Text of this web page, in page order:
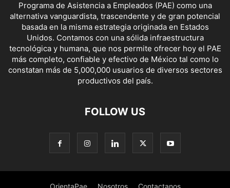
Programa de Asistencia a Empleados (PAE) como una
alternativa vanguardista, trascendente y de gran potencial
basada en la misma estrategia originada en Estados
Unidos. Contamos con una sólida infraestructura
tecnológica y humana, que nos permite ofrecer hoy el PAE
más completo, confiable y efectivo de México tal como lo
constatan más de 5,000,000 usuarios de diversos sectores
productivos del país.
FOLLOW US
OrientaPae Nosotros Contactanos